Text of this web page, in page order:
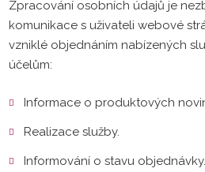
Zpracování osobních údajů je
komunikace s uživateli webové
vzniklé objednáním nabízených
účelům:
Informace o produktových
Realizace služby.
Informování o stavu objednávky.